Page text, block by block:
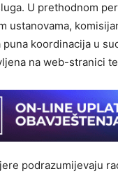
U prethodnom
ustanovama,
koordinacija u
na web-stranici
podrazumijevaju